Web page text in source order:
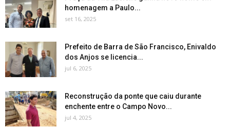
homenagem a Paulo...
set 16, 2025
Prefeito de Barra de São Francisco, Enivaldo
dos Anjos se licencia...
jul 6, 2025
Reconstrução da ponte que caiu durante
enchente entre o Campo Novo...
jul 4, 2025